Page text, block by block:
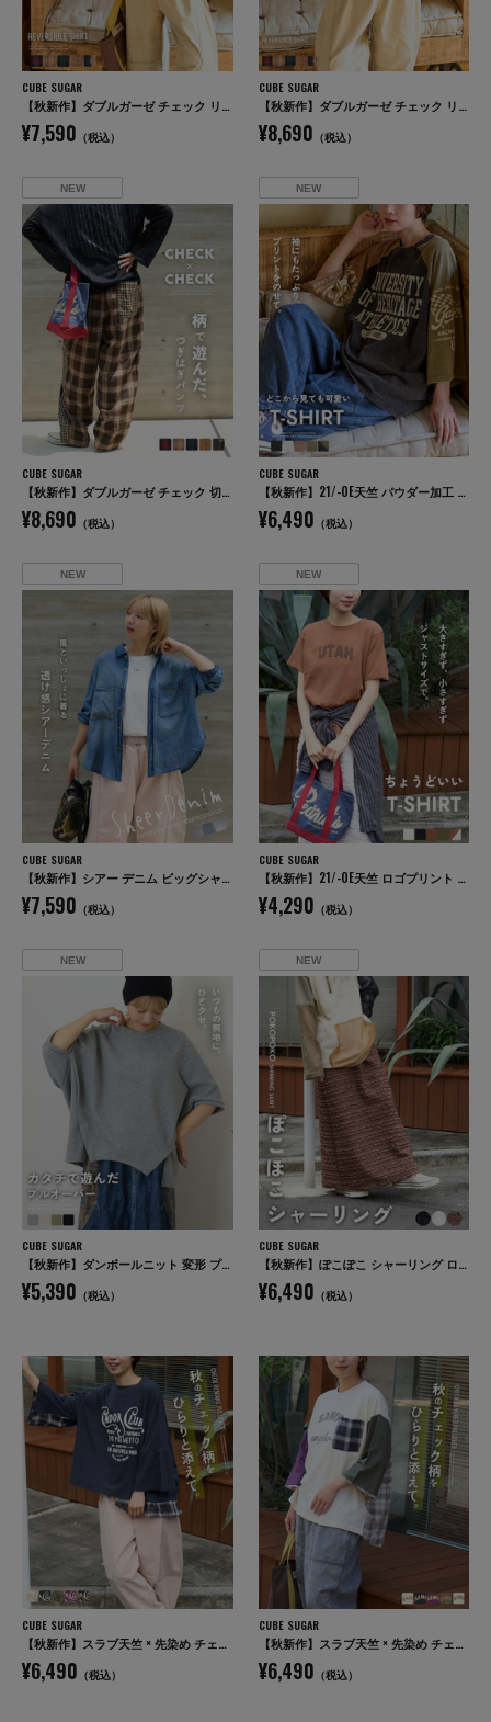
CUBE SUGAR
【秋新作】ダブルガーゼ チェック リバーシブル 5分袖 ドルマンシャツ
¥7,590 （税込）
CUBE SUGAR
【秋新作】ダブルガーゼ チェック リバーシブル レギュラーシャツ
¥8,690 （税込）
NEW
CUBE SUGAR
【秋新作】ダブルガーゼ チェック 切替 イージーパンツ
¥8,690 （税込）
NEW
CUBE SUGAR
【秋新作】21/-OE天竺 パウダー加工 ラグラン 6分袖 ロゴプリント Tシャツ
¥6,490 （税込）
NEW
CUBE SUGAR
【秋新作】シアー デニム ビッグシャツ
¥7,590 （税込）
NEW
CUBE SUGAR
【秋新作】21/-OE天竺 ロゴプリント ジャストサイズ Tシャツ
¥4,290 （税込）
NEW
CUBE SUGAR
【秋新作】ダンボールニット 変形 プルオーバー
¥5,390 （税込）
NEW
CUBE SUGAR
【秋新作】ぽこぽこ シャーリング ロング スカート
¥6,490 （税込）
CUBE SUGAR
【秋新作】スラブ天竺 × 先染め チェック 裾フリル リメイク風 プルオーバー Tシャツ
¥6,490 （税込）
CUBE SUGAR
【秋新作】スラブ天竺 × 先染め チェック ポケ付 リメイク風 プルオーバー Tシャツ
¥6,490 （税込）